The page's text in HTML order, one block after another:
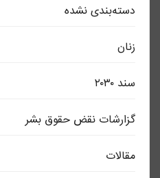
دسته‌بندی نشده
زنان
سند ٢٠٣٠
گزارشات نقض حقوق بشر
مقالات